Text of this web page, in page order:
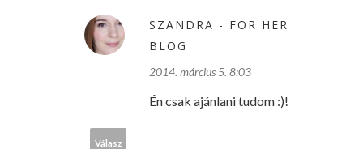
SZANDRA - FOR HER
BLOG
2014. március 5. 8:03
Én csak ajánlani tudom :)!
Válasz